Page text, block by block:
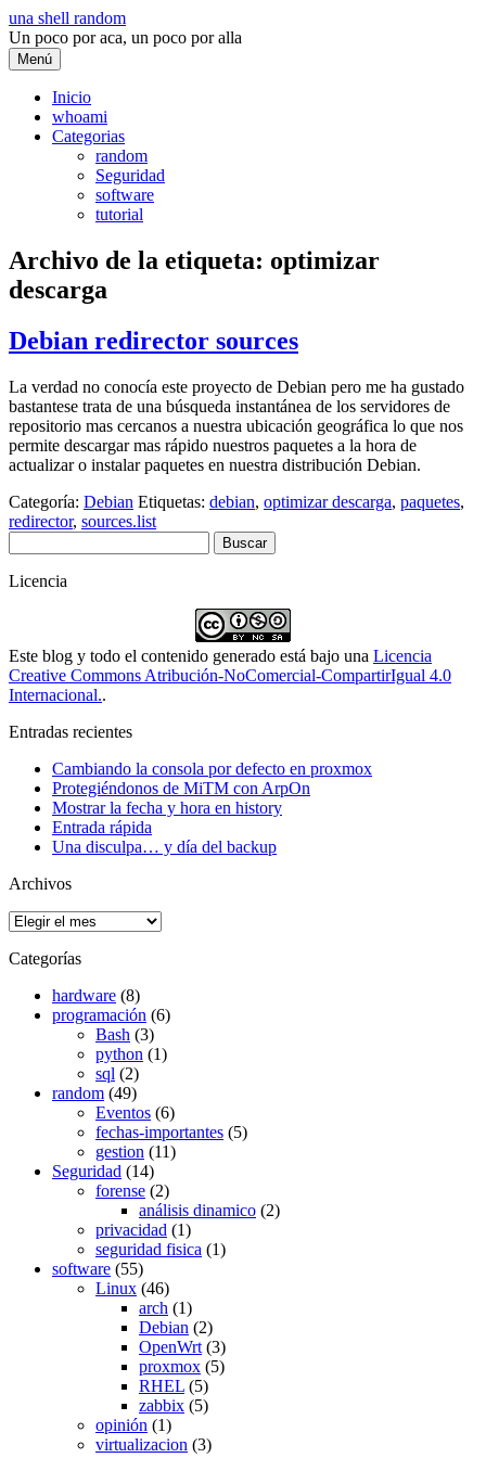
Saltar
al
contenido
una shell random
Un poco por aca, un poco por alla
Menú
Inicio
whoami
Categorias
random
Seguridad
software
tutorial
Archivo de la etiqueta: optimizar
descarga
Debian redirector sources
La verdad no conocía este proyecto de Debian pero me ha gustado
bastantese trata de una búsqueda instantánea de los servidores de
repositorio mas cercanos a nuestra ubicación geográfica lo que nos
permite descargar mas rápido nuestros paquetes a la hora de
actualizar o instalar paquetes en nuestra distribución Debian.
Categoría: Debian Etiquetas: debian, optimizar descarga, paquetes,
redirector, sources.list
Licencia
Este blog y todo el contenido generado está bajo una Licencia
Creative Commons Atribución-NoComercial-CompartirIgual 4.0
Internacional..
Entradas recientes
Cambiando la consola por defecto en proxmox
Protegiéndonos de MiTM con ArpOn
Mostrar la fecha y hora en history
Entrada rápida
Una disculpa… y día del backup
Archivos
Archivos
Categorías
hardware (8)
programación (6)
Bash (3)
python (1)
sql (2)
random (49)
Eventos (6)
fechas-importantes (5)
gestion (11)
Seguridad (14)
forense (2)
análisis dinamico (2)
privacidad (1)
seguridad fisica (1)
software (55)
Linux (46)
arch (1)
Debian (2)
OpenWrt (3)
proxmox (5)
RHEL (5)
zabbix (5)
opinión (1)
virtualizacion (3)